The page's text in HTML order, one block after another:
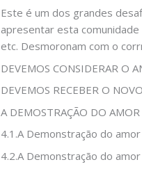
Este é um dos grandes
apresentar esta
etc. Desmoronam com o
DEVEMOS CONSIDERAR O
DEVEMOS RECEBER O
A DEMOSTRAÇÃO DO
4.1.A Demonstração do
4.2.A Demonstração do